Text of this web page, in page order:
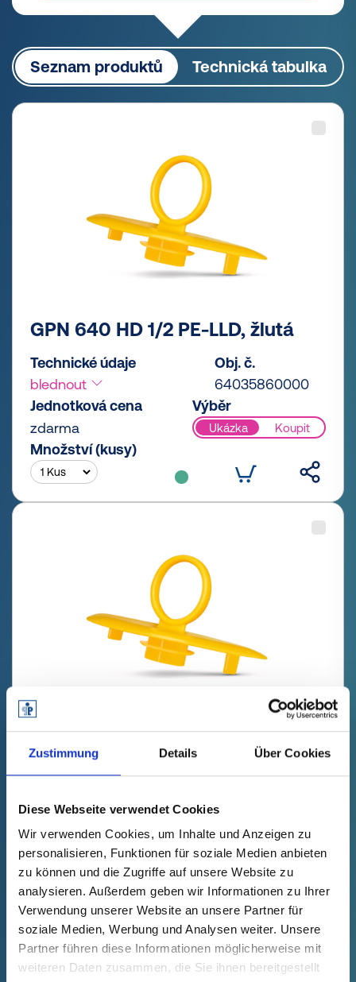
Zustimmung Details Über Cookies
Diese Webseite verwendet Cookies
Wir verwenden Cookies, um Inhalte und Anzeigen zu
personalisieren, Funktionen für soziale Medien anbieten
zu können und die Zugriffe auf unsere Website zu
analysieren. Außerdem geben wir Informationen zu Ihrer
Verwendung unserer Website an unsere Partner für
soziale Medien, Werbung und Analysen weiter. Unsere
Partner führen diese Informationen möglicherweise mit
weiteren Daten zusammen, die Sie ihnen bereitgestellt
Seznam produktů Technická tabulka
GPN 640 HD 1/2 PE-LLD, žlutá
Technické údaje
blednout
Obj. č.
64035860000
Jednotková cena
zdarma
Výběr
Ukázka Koupit
Množství (kusy)
GPN 640 HD 3/4 PE-LLD, žlutá
Technické údaje
Jednotková cena
zdarma
Výběr
Ukázka
Množství (kusy)